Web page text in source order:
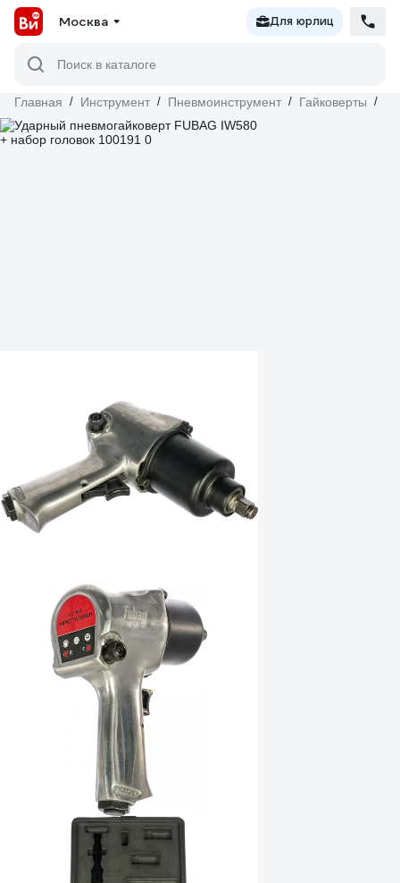
Москва Для юрлиц
Поиск в каталоге
Главная / Инструмент / Пневмоинструмент / Гайковерты /